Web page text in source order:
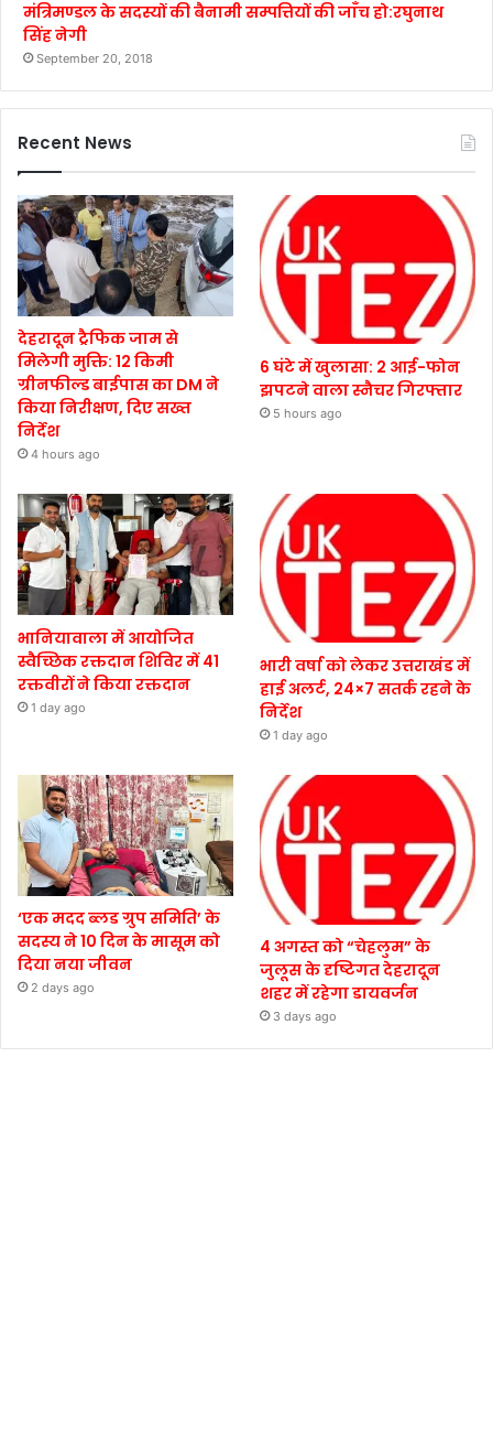
मंत्रिमण्डल के सदस्यों की बैनामी सम्पत्तियों की जाँच हो:रघुनाथ
सिंह नेगी
September 20, 2018
Recent News
देहरादून ट्रैफिक जाम से
मिलेगी मुक्ति: 12 किमी
ग्रीनफील्ड बाईपास का DM ने
किया निरीक्षण, दिए सख्त
निर्देश
4 hours ago
6 घंटे में खुलासा: 2 आई-फोन
झपटने वाला स्नैचर गिरफ्तार
5 hours ago
भानियावाला में आयोजित
स्वैच्छिक रक्तदान शिविर में 41
रक्तवीरों ने किया रक्तदान
1 day ago
भारी वर्षा को लेकर उत्तराखंड में
हाई अलर्ट, 24×7 सतर्क रहने के
निर्देश
1 day ago
‘एक मदद ब्लड ग्रुप समिति’ के
सदस्य ने 10 दिन के मासूम को
दिया नया जीवन
2 days ago
4 अगस्त को “चेहलुम” के
जुलूस के दृष्टिगत देहरादून
शहर में रहेगा डायवर्जन
3 days ago